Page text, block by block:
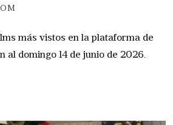
más vistos en la plataforma de
al domingo 14 de junio de 2026.